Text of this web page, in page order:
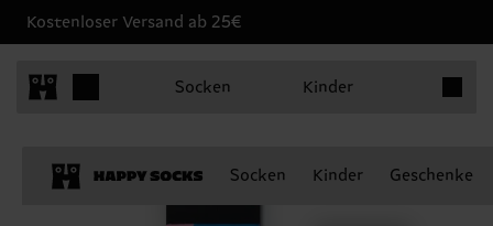
Kostenloser Versand ab 25€
Socken Kinder
Socken Kinder Geschenke